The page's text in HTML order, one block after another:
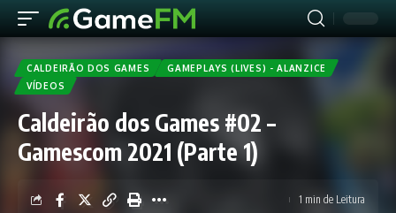
CALDEIRÃO DOS GAMES
GAMEPLAYS (LIVES) - ALANZICE
VÍDEOS
Caldeirão dos Games #02 –
Gamescom 2021 (Parte 1)
1 min de Leitura